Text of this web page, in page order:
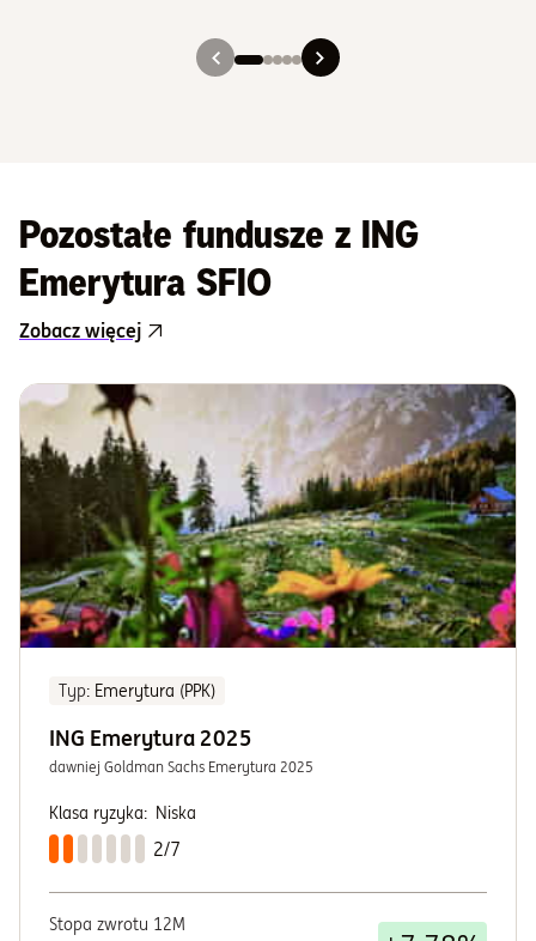
Slajd 1
Slajd 2
Slajd 3
Slajd 4
Slajd 5
Pozostałe fundusze z ING
Emerytura SFIO
Zobacz więcej
Typ: Emerytura (PPK)
ING Emerytura 2025
dawniej Goldman Sachs Emerytura 2025
Klasa ryzyka: Niska
2/7
Stopa zwrotu 12M